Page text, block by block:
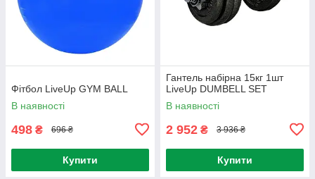
Фітбол LiveUp GYM BALL
В наявності
498 ₴ 696 ₴
Купити
Гантель набірна 15кг 1шт
LiveUp DUMBELL SET
В наявності
2 952 ₴ 3 936 ₴
Купити